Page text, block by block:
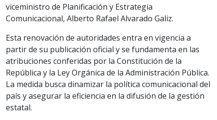
viceministro de Planificación y Estrategia
Comunicacional, Alberto Rafael Alvarado Galiz.
Esta renovación de autoridades entra en vigencia a
partir de su publicación oficial y se fundamenta en las
atribuciones conferidas por la Constitución de la
República y la Ley Orgánica de la Administración Pública.
La medida busca dinamizar la política comunicacional del
país y asegurar la eficiencia en la difusión de la gestión
estatal.